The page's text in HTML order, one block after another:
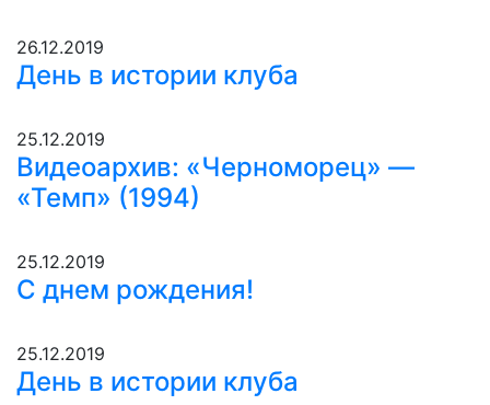
26.12.2019
День в истории клуба
25.12.2019
Видеоархив: «Черноморец» —
«Темп» (1994)
25.12.2019
С днем рождения!
25.12.2019
День в истории клуба